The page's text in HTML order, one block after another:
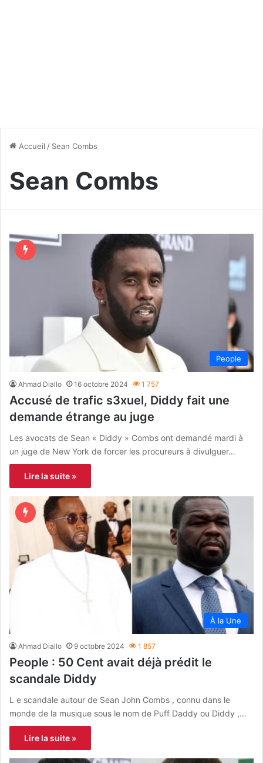
Accueil / Sean Combs
Sean Combs
People
Ahmad Diallo 16 octobre 2024 1 757
Accusé de trafic s3xuel, Diddy fait une
demande étrange au juge
Les avocats de Sean « Diddy » Combs ont demandé mardi à
un juge de New York de forcer les procureurs à divulguer…
Lire la suite »
À la Une
Ahmad Diallo 9 octobre 2024 1 857
People : 50 Cent avait déjà prédit le
scandale Diddy
L e scandale autour de Sean John Combs , connu dans le
monde de la musique sous le nom de Puff Daddy ou Diddy ,…
Lire la suite »